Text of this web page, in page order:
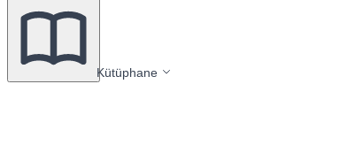
Kütüphane